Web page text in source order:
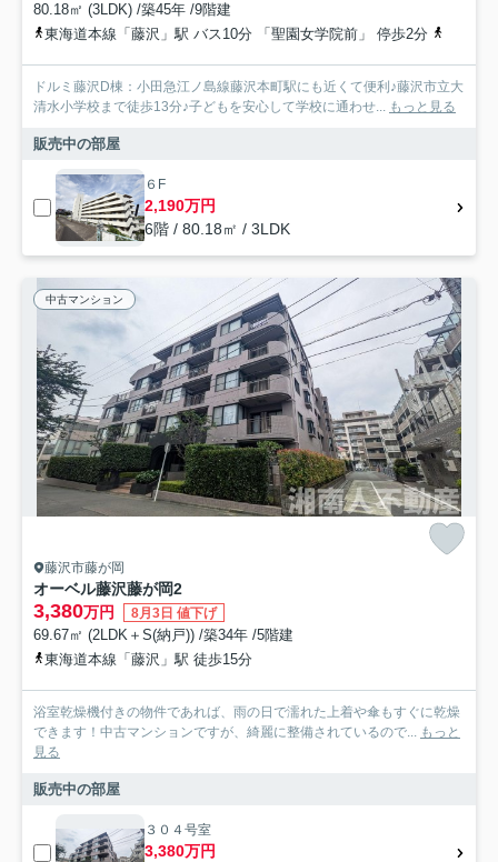
80.18㎡ (3LDK) /築45年 /9階建
東海道本線「藤沢」駅 バス10分 「聖園女学院前」 停歩2分
ドルミ藤沢D棟：小田急江ノ島線藤沢本町駅にも近くて便利♪藤沢市立大
清水小学校まで徒歩13分♪子どもを安心して学校に通わせ... もっと見る
販売中の部屋
６F
2,190万円
6階 / 80.18㎡ / 3LDK
中古マンション
藤沢市藤が岡
オーベル藤沢藤が岡2
3,380万円 8月3日 値下げ
69.67㎡ (2LDK＋S(納戸)) /築34年 /5階建
東海道本線「藤沢」駅 徒歩15分
浴室乾燥機付きの物件であれば、雨の日で濡れた上着や傘もすぐに乾燥
できます！中古マンションですが、綺麗に整備されているので... もっと
見る
販売中の部屋
３０４号室
3,380万円